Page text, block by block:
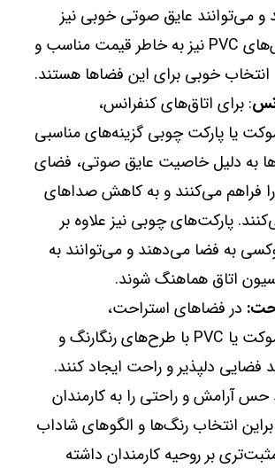
و می‌توانند عایق صوتی خوبی نیز
باشند. کف‌پوش‌های PVC نیز به خاطر قیمت مناسب و
انتخاب خوبی برای این فضاها هستند.
: برای اتاق‌های کنفرانس،
یا پارکت چوبی گزینه‌های مناسبی
به دلیل خاصیت عایق صوتی، فضای
را فراهم می‌کنند و به کاهش صداهای
پارکت‌های چوبی نیز علاوه بر
به فضا می‌دهند و می‌توانند به
اتاق هماهنگ شوند.
در فضاهای استراحت،
کف‌پوش‌های موکت یا PVC با طرح‌های رنگارنگ و
فضایی دلپذیر و راحت ایجاد کنند.
حس آرامش و راحتی را به کارمندان
انتخاب رنگ‌ها و الگوهای شاداب
بر روحیه کارمندان داشته